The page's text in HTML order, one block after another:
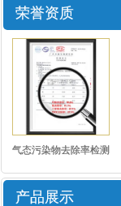
荣誉资质
气态污染物去除率检测
报告..
产品展示